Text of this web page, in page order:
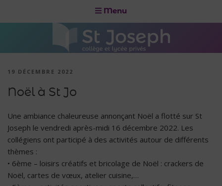
Menu
19 DÉCEMBRE 2022
Noël à St Jo
Une ambiance chaleureuse annonçant Noël a flotté sur St
Joseph le vendredi après-midi 16 décembre 2022. Les
collégiens ont participé à des activités autour de différents
thèmes :
• 6ème – loisirs créatifs et bricolage de Noël : crackers de
Noël, cartes de vœux, atelier cuisine,…